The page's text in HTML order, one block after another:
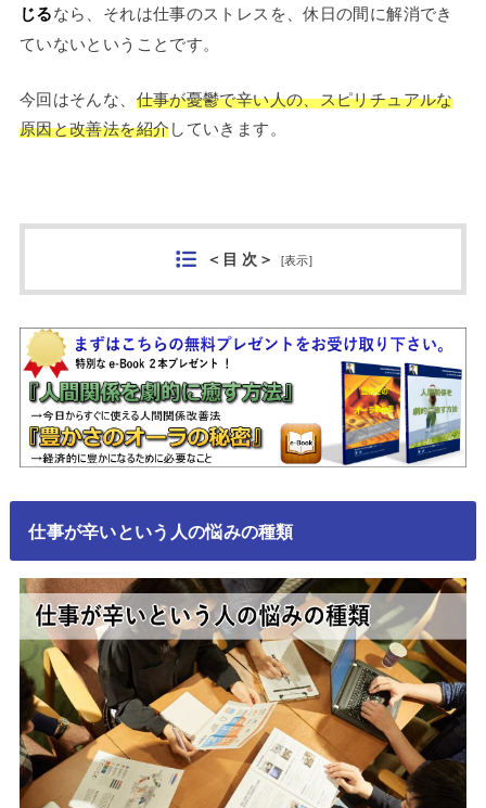
じるなら、それは仕事のストレスを、休日の間に解消でき
ていないということです。
今回はそんな、 仕事が憂鬱で辛い人の、スピリチュアルな
原因と改善法を紹介していきます。
＜目 次＞ [表示]
仕事が辛いという人の悩みの種類